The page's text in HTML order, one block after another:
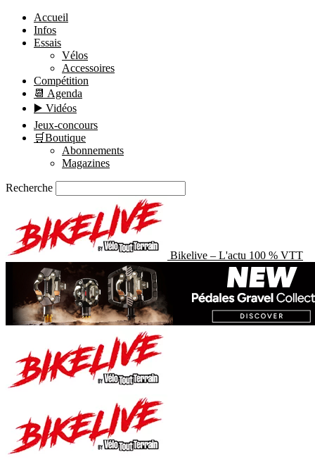
Accueil
Infos
Essais
Vélos
Accessoires
Compétition
📆 Agenda
▶️ Vidéos
Jeux-concours
🛒Boutique
Abonnements
Magazines
Recherche
Bikelive – L'actu 100 % VTT